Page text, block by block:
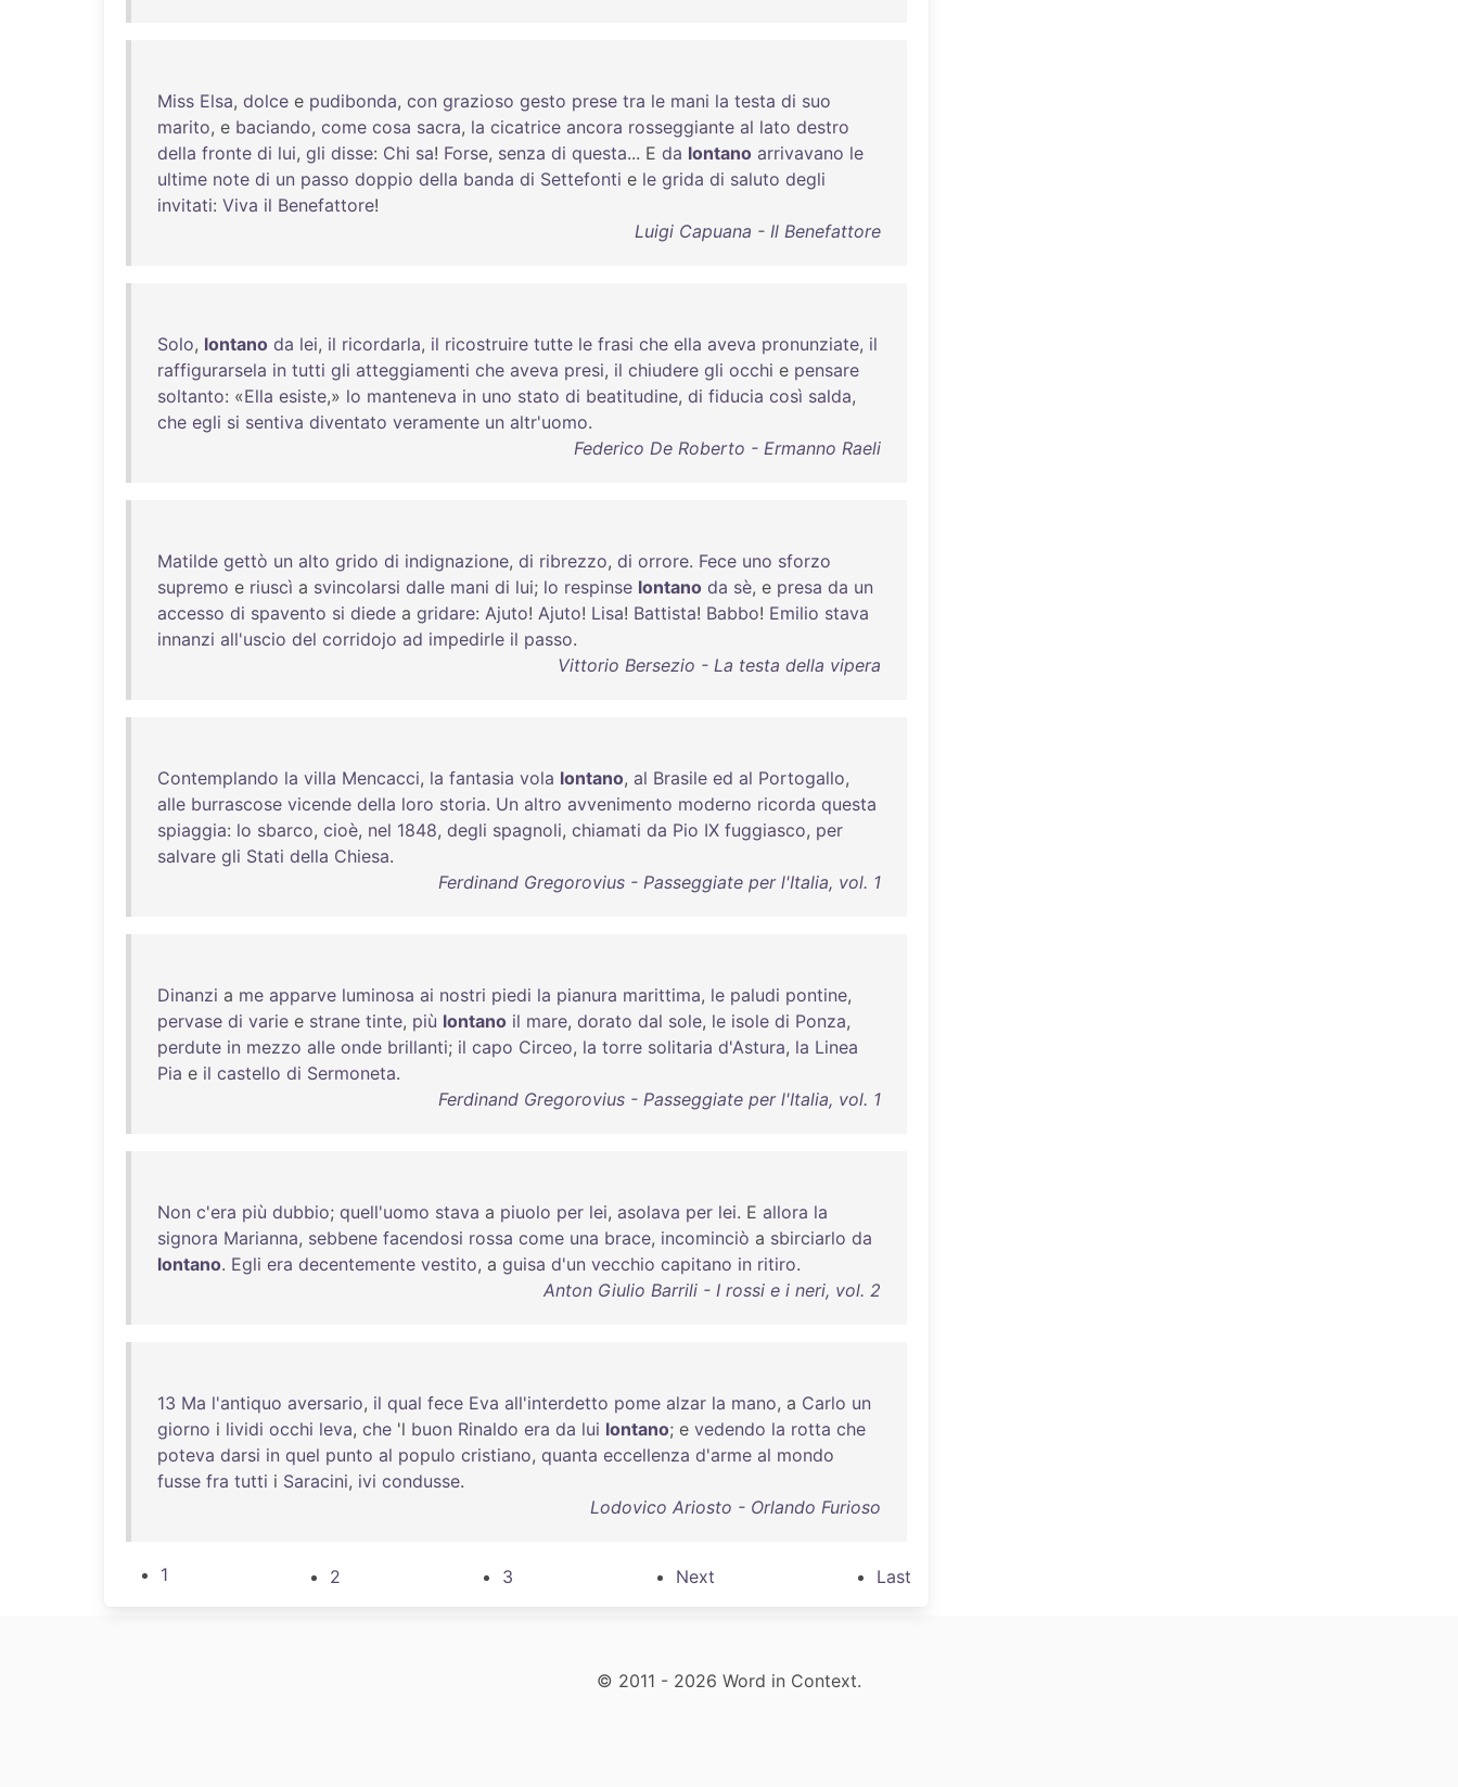
Miss Elsa, dolce e pudibonda, con grazioso gesto prese tra le mani la testa di suo
marito, e baciando, come cosa sacra, la cicatrice ancora rosseggiante al lato destro
della fronte di lui, gli disse: Chi sa! Forse, senza di questa... E da lontano arrivavano le
ultime note di un passo doppio della banda di Settefonti e le grida di saluto degli
invitati: Viva il Benefattore!
Luigi Capuana - Il Benefattore
Solo, lontano da lei, il ricordarla, il ricostruire tutte le frasi che ella aveva pronunziate, il
raffigurarsela in tutti gli atteggiamenti che aveva presi, il chiudere gli occhi e pensare
soltanto: «Ella esiste,» lo manteneva in uno stato di beatitudine, di fiducia così salda,
che egli si sentiva diventato veramente un altr'uomo.
Federico De Roberto - Ermanno Raeli
Matilde gettò un alto grido di indignazione, di ribrezzo, di orrore. Fece uno sforzo
supremo e riuscì a svincolarsi dalle mani di lui; lo respinse lontano da sè, e presa da un
accesso di spavento si diede a gridare: Ajuto! Ajuto! Lisa! Battista! Babbo! Emilio stava
innanzi all'uscio del corridojo ad impedirle il passo.
Vittorio Bersezio - La testa della vipera
Contemplando la villa Mencacci, la fantasia vola lontano, al Brasile ed al Portogallo,
alle burrascose vicende della loro storia. Un altro avvenimento moderno ricorda questa
spiaggia: lo sbarco, cioè, nel 1848, degli spagnoli, chiamati da Pio IX fuggiasco, per
salvare gli Stati della Chiesa.
Ferdinand Gregorovius - Passeggiate per l'Italia, vol. 1
Dinanzi a me apparve luminosa ai nostri piedi la pianura marittima, le paludi pontine,
pervase di varie e strane tinte, più lontano il mare, dorato dal sole, le isole di Ponza,
perdute in mezzo alle onde brillanti; il capo Circeo, la torre solitaria d'Astura, la Linea
Pia e il castello di Sermoneta.
Ferdinand Gregorovius - Passeggiate per l'Italia, vol. 1
Non c'era più dubbio; quell'uomo stava a piuolo per lei, asolava per lei. E allora la
signora Marianna, sebbene facendosi rossa come una brace, incominciò a sbirciarlo da
lontano. Egli era decentemente vestito, a guisa d'un vecchio capitano in ritiro.
Anton Giulio Barrili - I rossi e i neri, vol. 2
13 Ma l'antiquo aversario, il qual fece Eva all'interdetto pome alzar la mano, a Carlo un
giorno i lividi occhi leva, che 'l buon Rinaldo era da lui lontano; e vedendo la rotta che
poteva darsi in quel punto al populo cristiano, quanta eccellenza d'arme al mondo
fusse fra tutti i Saracini, ivi condusse.
Lodovico Ariosto - Orlando Furioso
1 2 3 Next Last
© 2011 - 2026 Word in Context.